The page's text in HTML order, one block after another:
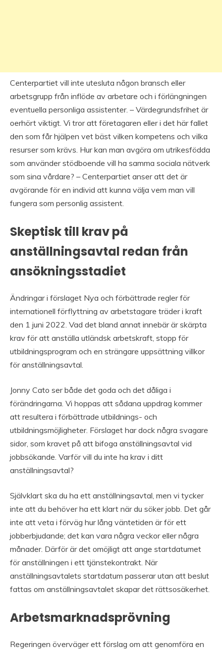
Centerpartiet vill inte utesluta någon bransch eller
arbetsgrupp från inflöde av arbetare och i förlängningen
eventuella personliga assistenter. – Värdegrundsfrihet är
oerhört viktigt. Vi tror att företagaren eller i det här fallet
den som får hjälpen vet bäst vilken kompetens och vilka
resurser som krävs. Hur kan man avgöra om utrikesfödda
som använder stödboende vill ha samma sociala nätverk
som sina vårdare? – Centerpartiet anser att det är
avgörande för en individ att kunna välja vem man vill
fungera som personlig assistent.
Skeptisk till krav på
anställningsavtal redan från
ansökningsstadiet
Ändringar i förslaget Nya och förbättrade regler för
internationell förflyttning av arbetstagare träder i kraft
den 1 juni 2022. Vad det bland annat innebär är skärpta
krav för att anställa utländsk arbetskraft, stopp för
utbildningsprogram och en strängare uppsättning villkor
för anställningsavtal.
Jonny Cato ser både det goda och det dåliga i
förändringarna. Vi hoppas att sådana uppdrag kommer
att resultera i förbättrade utbildnings- och
utbildningsmöjligheter. Förslaget har dock några svagare
sidor, som kravet på att bifoga anställningsavtal vid
jobbsökande. Varför vill du inte ha krav i ditt
anställningsavtal?
Självklart ska du ha ett anställningsavtal, men vi tycker
inte att du behöver ha ett klart när du söker jobb. Det går
inte att veta i förväg hur lång väntetiden är för ett
jobberbjudande; det kan vara några veckor eller några
månader. Därför är det omöjligt att ange startdatumet
för anställningen i ett tjänstekontrakt. När
anställningsavtalets startdatum passerar utan att beslut
fattas om anställningsavtalet skapar det rättsosäkerhet.
Arbetsmarknadsprövning
Regeringen överväger ett förslag om att genomföra en